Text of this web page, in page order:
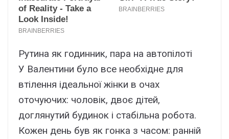
Рутина як годинник, пара на автопілоті
У Валентини було все необхідне для
втілення ідеальної жінки в очах
оточуючих: чоловік, двоє дітей,
доглянутий будинок і стабільна робота.
Кожен день був як гонка з часом: ранній